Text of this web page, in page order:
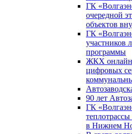
ГК
очередной
объектов
ГК
участников
программы
ЖКХ
цифровых
90 лет
ГК
в Нижнем